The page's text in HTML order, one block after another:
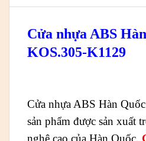
Cửa nhựa ABS
KOS.305-K1129
Cửa nhựa ABS Hàn
sản phẩm được sản xuất
nghệ cao của Hàn Quốc.